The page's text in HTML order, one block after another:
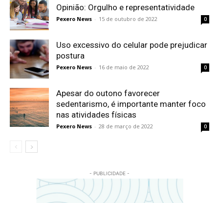
Opinião: Orgulho e representatividade
Pexero News - 15 de outubro de 2022 0
Uso excessivo do celular pode prejudicar
postura
Pexero News - 16 de maio de 2022 0
Apesar do outono favorecer
sedentarismo, é importante manter foco
nas atividades físicas
Pexero News - 28 de março de 2022 0
- PUBLICIDADE -